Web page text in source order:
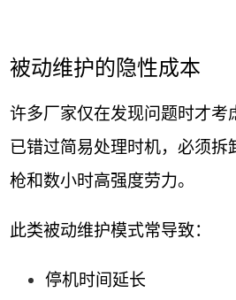
被动维护的隐性成本
许多厂家仅在发现问题时才
已错过简易处理时机，必须
枪和数小时高强度劳力。
此类被动维护模式常导致：
停机时间延长